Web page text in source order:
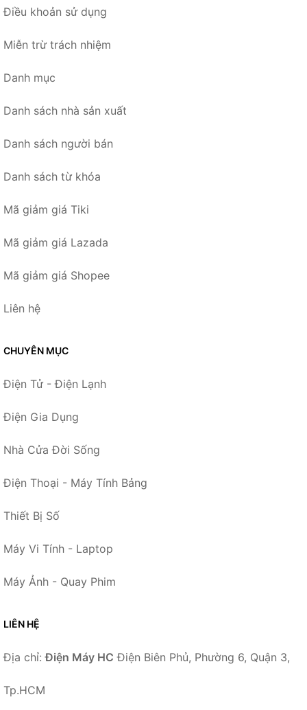
Điều khoản sử dụng
Miễn trừ trách nhiệm
Danh mục
Danh sách nhà sản xuất
Danh sách người bán
Danh sách từ khóa
Mã giảm giá Tiki
Mã giảm giá Lazada
Mã giảm giá Shopee
Liên hệ
CHUYÊN MỤC
Điện Tử - Điện Lạnh
Điện Gia Dụng
Nhà Cửa Đời Sống
Điện Thoại - Máy Tính Bảng
Thiết Bị Số
Máy Vi Tính - Laptop
Máy Ảnh - Quay Phim
LIÊN HỆ
Địa chỉ:Điện Máy HC Điện Biên Phủ, Phường 6, Quận 3,
Tp.HCM